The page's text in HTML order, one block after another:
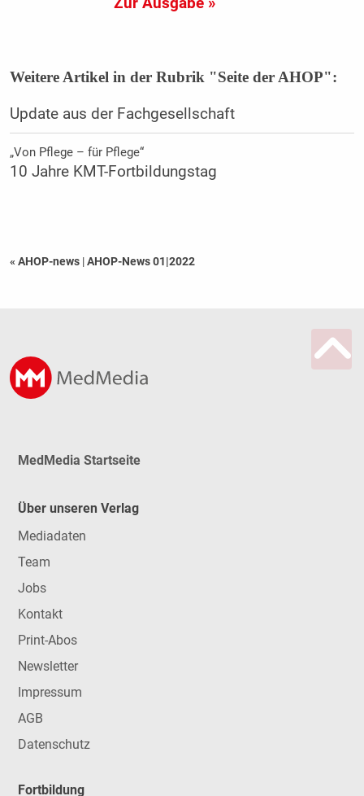
Weitere Artikel in der Rubrik "Seite der AHOP":
Update aus der Fachgesellschaft
„Von Pflege – für Pflege“
10 Jahre KMT-Fortbildungstag
« AHOP-news |AHOP-News 01|2022
MedMedia Startseite
Über unseren Verlag
Mediadaten
Team
Jobs
Kontakt
Print-Abos
Newsletter
Impressum
AGB
Datenschutz
Fortbildung